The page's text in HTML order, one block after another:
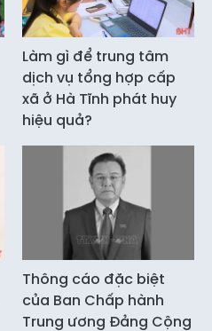
Làm gì để trung tâm
dịch vụ tổng hợp cấp
xã ở Hà Tĩnh phát huy
hiệu quả?
Thông cáo đặc biệt
của Ban Chấp hành
Trung ương Đảng Cộng